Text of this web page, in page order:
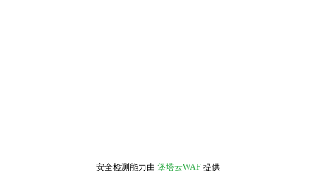
安全检测能力由 堡塔云WAF 提供